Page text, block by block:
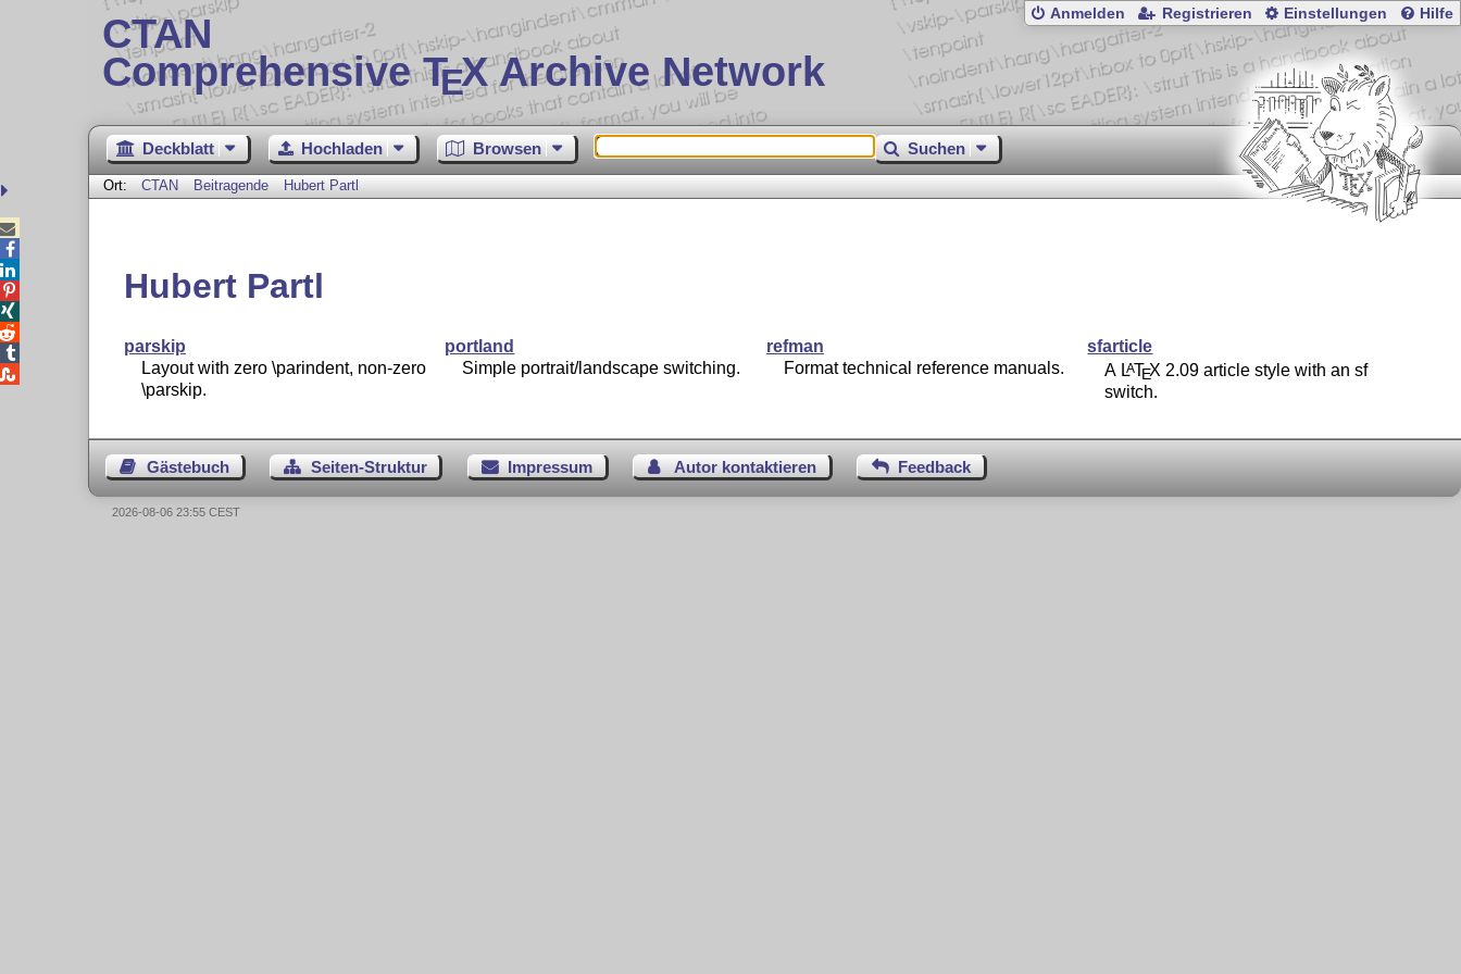
CTAN
Comprehensive TEX Archive Network
Anmelden Registrieren Einstellungen Hilfe
Deckblatt Hochladen Browsen Suchen
Ort: CTAN Beitragende Hubert Partl
Hubert Partl
parskip
Layout with zero \parindent, non-zero
\parskip.
portland
Simple portrait/landscape switching.
refman
Format technical reference manuals.
sfarticle
A LATEX 2.09 article style with an sf
switch.
Gästebuch Seiten-Struktur Impressum Autor kontaktieren Feedback





2026-08-06 23:55 CEST